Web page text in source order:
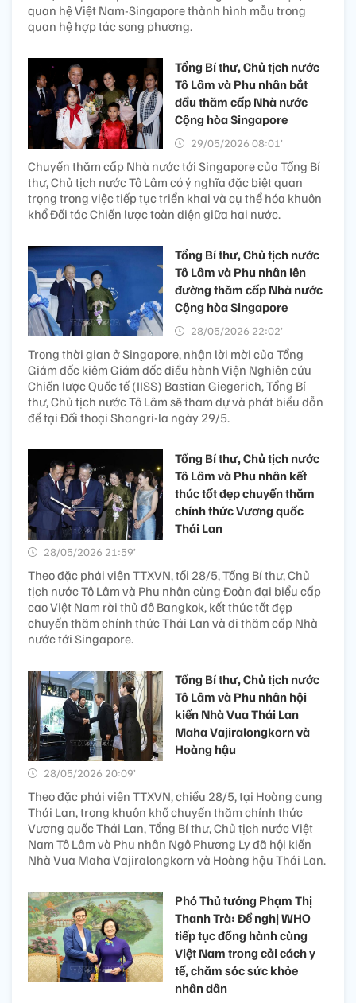
quan hệ Việt Nam-Singapore thành hình mẫu trong
quan hệ hợp tác song phương.
Tổng Bí thư, Chủ tịch nước
Tô Lâm và Phu nhân bắt
đầu thăm cấp Nhà nước
Cộng hòa Singapore
29/05/2026 08:01’
Chuyến thăm cấp Nhà nước tới Singapore của Tổng Bí
thư, Chủ tịch nước Tô Lâm có ý nghĩa đặc biệt quan
trọng trong việc tiếp tục triển khai và cụ thể hóa khuôn
khổ Đối tác Chiến lược toàn diện giữa hai nước.
Tổng Bí thư, Chủ tịch nước
Tô Lâm và Phu nhân lên
đường thăm cấp Nhà nước
Cộng hòa Singapore
28/05/2026 22:02’
Trong thời gian ở Singapore, nhận lời mời của Tổng
Giám đốc kiêm Giám đốc điều hành Viện Nghiên cứu
Chiến lược Quốc tế (IISS) Bastian Giegerich, Tổng Bí
thư, Chủ tịch nước Tô Lâm sẽ tham dự và phát biểu dẫn
đề tại Đối thoại Shangri-la ngày 29/5.
Tổng Bí thư, Chủ tịch nước
Tô Lâm và Phu nhân kết
thúc tốt đẹp chuyến thăm
chính thức Vương quốc
Thái Lan
28/05/2026 21:59’
Theo đặc phái viên TTXVN, tối 28/5, Tổng Bí thư, Chủ
tịch nước Tô Lâm và Phu nhân cùng Đoàn đại biểu cấp
cao Việt Nam rời thủ đô Bangkok, kết thúc tốt đẹp
chuyến thăm chính thức Thái Lan và đi thăm cấp Nhà
nước tới Singapore.
Tổng Bí thư, Chủ tịch nước
Tô Lâm và Phu nhân hội
kiến Nhà Vua Thái Lan
Maha Vajiralongkorn và
Hoàng hậu
28/05/2026 20:09’
Theo đặc phái viên TTXVN, chiều 28/5, tại Hoàng cung
Thái Lan, trong khuôn khổ chuyến thăm chính thức
Vương quốc Thái Lan, Tổng Bí thư, Chủ tịch nước Việt
Nam Tô Lâm và Phu nhân Ngô Phương Ly đã hội kiến
Nhà Vua Maha Vajiralongkorn và Hoàng hậu Thái Lan.
Phó Thủ tướng Phạm Thị
Thanh Trà: Đề nghị WHO
tiếp tục đồng hành cùng
Việt Nam trong cải cách y
tế, chăm sóc sức khỏe
nhân dân